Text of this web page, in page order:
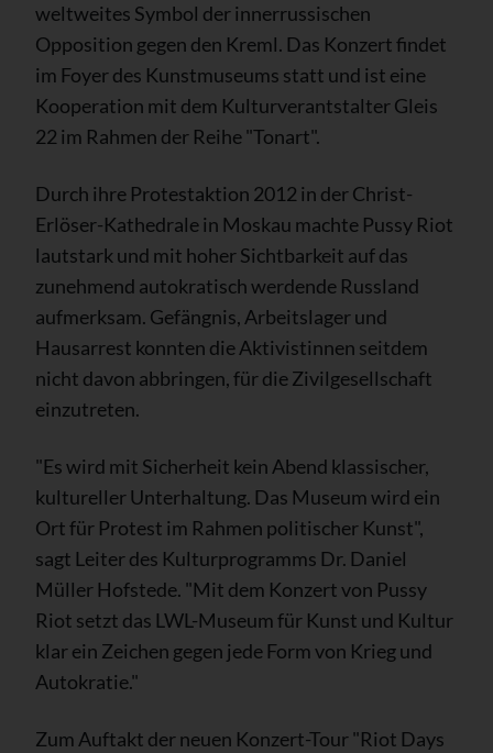
weltweites Symbol der innerrussischen
Opposition gegen den Kreml. Das Konzert findet
im Foyer des Kunstmuseums statt und ist eine
Kooperation mit dem Kulturverantstalter Gleis
22 im Rahmen der Reihe "Tonart".
Durch ihre Protestaktion 2012 in der Christ-
Erlöser-Kathedrale in Moskau machte Pussy Riot
lautstark und mit hoher Sichtbarkeit auf das
zunehmend autokratisch werdende Russland
aufmerksam. Gefängnis, Arbeitslager und
Hausarrest konnten die Aktivistinnen seitdem
nicht davon abbringen, für die Zivilgesellschaft
einzutreten.
"Es wird mit Sicherheit kein Abend klassischer,
kultureller Unterhaltung. Das Museum wird ein
Ort für Protest im Rahmen politischer Kunst",
sagt Leiter des Kulturprogramms Dr. Daniel
Müller Hofstede. "Mit dem Konzert von Pussy
Riot setzt das LWL-Museum für Kunst und Kultur
klar ein Zeichen gegen jede Form von Krieg und
Autokratie."
Zum Auftakt der neuen Konzert-Tour "Riot Days